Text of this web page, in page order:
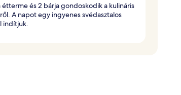
étterme és 2 bárja gondoskodik a kulináris
A napot egy ingyenes svédasztalos
indítjuk.